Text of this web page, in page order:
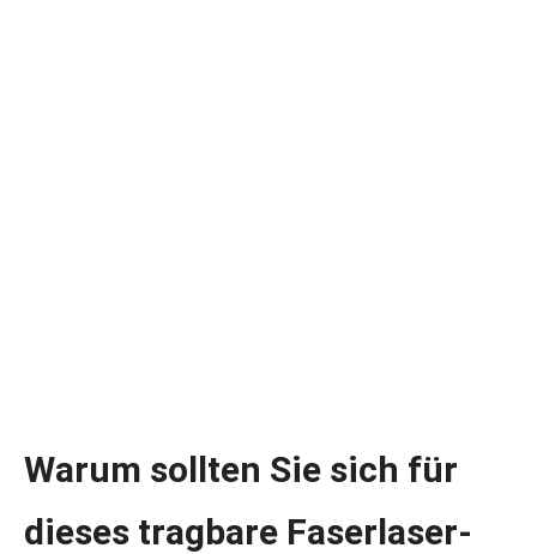
Warum sollten Sie sich für
dieses tragbare Faserlaser-